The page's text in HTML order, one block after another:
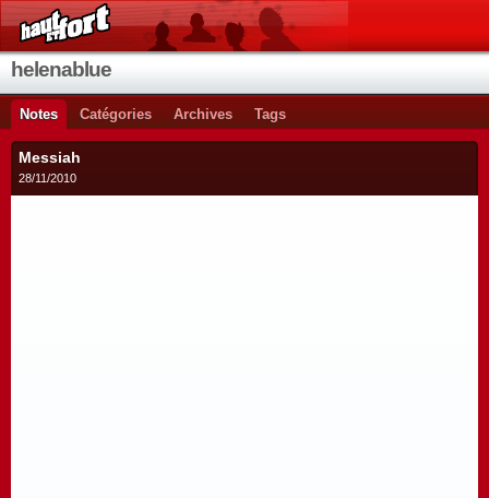
helenablue
Notes Catégories Archives Tags
Messiah
28/11/2010